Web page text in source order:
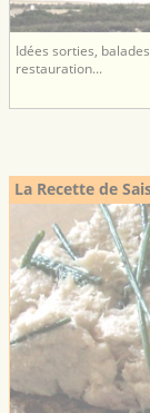
Idées sorties,
restauration...
La Recette de